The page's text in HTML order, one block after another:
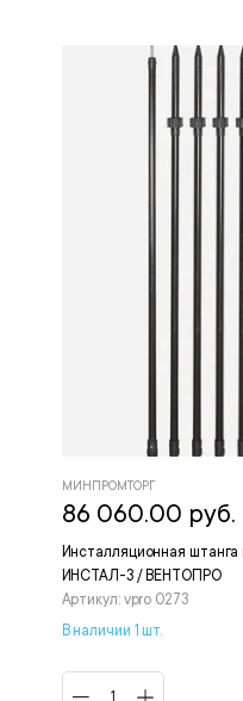
Инсталляционная
ИНСТАЛ-3 / ВЕНТОПРО
Артикул: vpro 0273
МИНПРОМТОРГ
86 060.00 руб.
В наличии 1 шт.